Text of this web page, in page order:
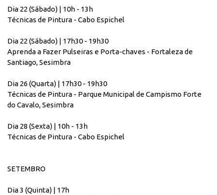
Dia 22 (Sábado) | 10h - 13h
Técnicas de Pintura - Cabo Espichel
Dia 22 (Sábado) | 17h30 - 19h30
Aprenda a Fazer Pulseiras e Porta-chaves - Fortaleza de
Santiago, Sesimbra
Dia 26 (Quarta) | 17h30 - 19h30
Técnicas de Pintura - Parque Municipal de Campismo Forte
do Cavalo, Sesimbra
Dia 28 (Sexta) | 10h - 13h
Técnicas de Pintura - Cabo Espichel
SETEMBRO
Dia 3 (Quinta) | 17h